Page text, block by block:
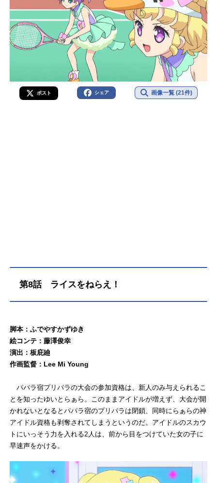
ポスト シェア 画像一覧 (21件)
第8話 ライスをねらえ！
脚本：ふでやすかずゆき
絵コンテ：藤澤俊幸
演出：板庇廸
作画監督：Lee Mi Young
パパラ宿プリパラの大会の参加資格は、新人のみ与えられるこ
とを知ったゆいとらぁら。このままアイドルが増えず、大会が開
かれないとなるとパパラ宿のプリパラは閉鎖、同時にらぁらの神
アイドル資格も剥奪されてしまうというのだ。アイドルのスカウ
トにいっそう力を入れる2人は、前から目をつけていた女の子に
早速声をかける。